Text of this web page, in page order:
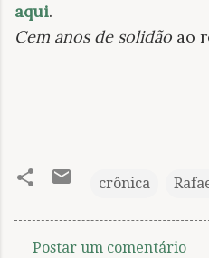
aqui.
Cem anos de solidão ao
crônica
Postar um comentário